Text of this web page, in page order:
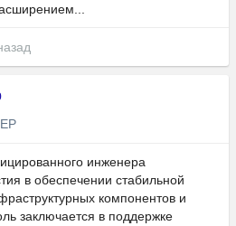
инженера
в обеспечении стабильной
компонентов и
заключается в поддержке